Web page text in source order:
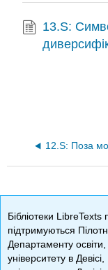
13.S:
Бібліотеки
підтримуються
Департаменту
університету в